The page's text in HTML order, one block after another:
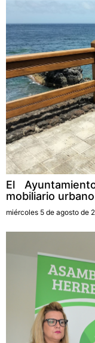
El
mobiliario
miércoles 5 de agosto de